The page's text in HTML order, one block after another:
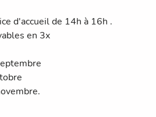
d'accueil de 14h à 16h .
en 3x